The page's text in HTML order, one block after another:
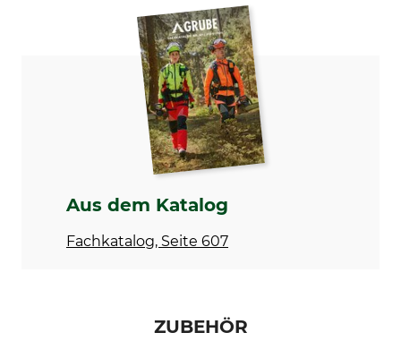
Produkttyp
Streugabel
Länge
165 cm
Aus dem Katalog
Fachkatalog, Seite 607
ZUBEHÖR